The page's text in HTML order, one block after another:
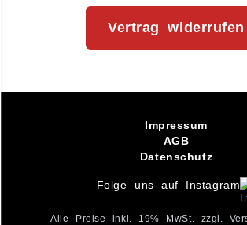
Vertrag widerrufen
Impressum
AGB
Datenschutz
Folge uns auf Instagram
Alle Preise inkl. 19% MwSt. zzgl.